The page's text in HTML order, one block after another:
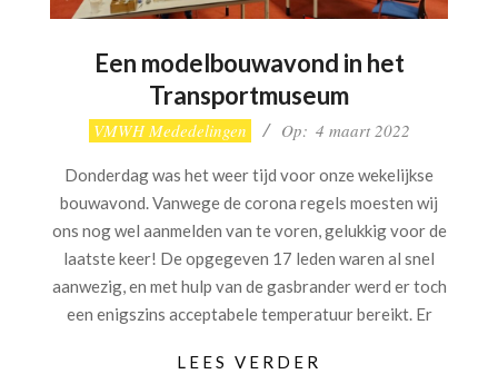
Een modelbouwavond in het
Transportmuseum
2022-
04
VMWH Mededelingen Op: 4 maart 2022
Donderdag was het weer tijd voor onze wekelijkse
bouwavond. Vanwege de corona regels moesten wij
ons nog wel aanmelden van te voren, gelukkig voor de
laatste keer! De opgegeven 17 leden waren al snel
aanwezig, en met hulp van de gasbrander werd er toch
een enigszins acceptabele temperatuur bereikt. Er
LEES VERDER